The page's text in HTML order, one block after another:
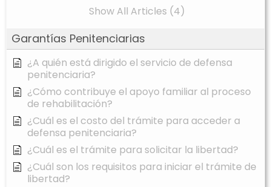
Show All Articles (4)
Garantías Penitenciarias
¿A quién está dirigido el servicio de defensa
penitenciaria?
¿Cómo contribuye el apoyo familiar al proceso
de rehabilitación?
¿Cuál es el costo del trámite para acceder a
defensa penitenciaria?
¿Cuál es el trámite para solicitar la libertad?
¿Cuál son los requisitos para iniciar el trámite de
libertad?